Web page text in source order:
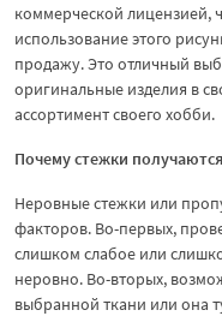
коммерческой лицензией,
использование этого
продажу. Это отличный
оригинальные изделия в
ассортимент своего хобби.
Почему стежки
Неровные стежки или
факторов. Во-первых,
слишком слабое или
неровно. Во-вторых,
выбранной ткани или она